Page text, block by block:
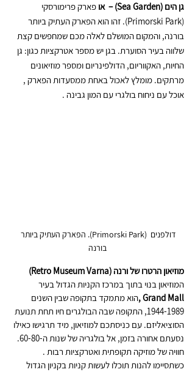
גן הים (Sea Garden) –  או
פארק פרימורסקי
(Primorski Park). זהו הוא הפארק העתיק ביותר
בורנה, והמקום המושלם לאלה מכם שמחפשים קצת
שלווה בעיר הסוערת. בגן יש מספר אטרקציות כגון: גן
החיות, האקווריום, הדולפינריום ומספר מוזיאונים
מרתקים. מומלץ לאכול באחת ממסעדות הפארק ,
אוכל עם ניחוח בולגרי עם המון גבינה .
דולפנים  (Primorski Park). הפארק העתיק ביותר
בורנה
מוזיאון הרטרו של ורנה (Retro Museum Varna)
המוזיאון בנוי בתוך במרכז הקניות הגדול בעיר
Grand Mall , הוא מתמקד בתקופה שבין השנים
1944-1989, התקופה שבה הבולגרים חיו תחת תנועת
הסוציאליזם. עם כניסתכם למוזיאון, מיד תרגישו כאילו
נסעתם אחורה בזמן, אל בולגריה של שנות ה-60-80.
חוויה של מוזיקה תקופתית ואטרקציות רבות .
כשתסיימו להנות תוכלו לעשות קניות בקניון הגדול